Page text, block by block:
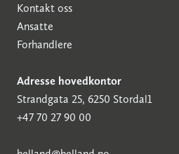
Kontakt oss
Ansatte
Forhandlere
Adresse hovedkontor
Strandgata 25, 6250 Stordal1
+47 70 27 90 00